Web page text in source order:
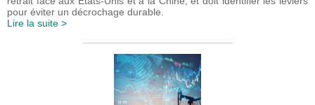
pour éviter un décrochage durable.
Lire la suite >